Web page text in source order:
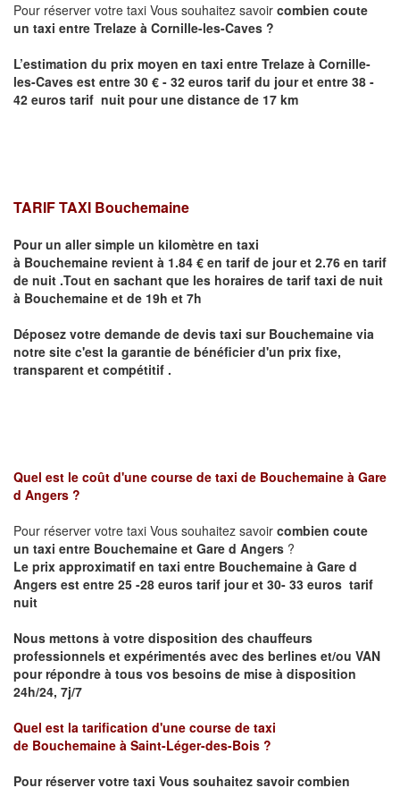
Pour réserver votre taxi Vous souhaitez savoir combien coute
un taxi entre Trelaze à Cornille-les-Caves ?
L’estimation du prix moyen en taxi entre Trelaze à Cornille-
les-Caves est entre 30 € - 32 euros tarif du jour et entre 38 -
42 euros tarif nuit pour une distance de 17 km
TARIF TAXI Bouchemaine
Pour un aller simple un kilomètre en taxi
à Bouchemaine revient à 1.84 € en tarif de jour et 2.76 en tarif
de nuit .Tout en sachant que les horaires de tarif taxi de nuit
à Bouchemaine et de 19h et 7h
Déposez votre demande de devis taxi sur Bouchemaine via
notre site c'est la garantie de bénéficier d'un prix fixe,
transparent et compétitif .
Quel est le coût d'une course de taxi de Bouchemaine à Gare
d Angers ?
Pour réserver votre taxi Vous souhaitez savoir combien coute
un taxi entre Bouchemaine et Gare d Angers ?
Le prix approximatif en taxi entre Bouchemaine à Gare d
Angers est entre 25 -28 euros tarif jour et 30- 33 euros tarif
nuit
Nous mettons à votre disposition des chauffeurs
professionnels et expérimentés avec des berlines et/ou VAN
pour répondre à tous vos besoins de mise à disposition
24h/24, 7j/7
Quel est la tarification d'une course de taxi
de Bouchemaine à Saint-Léger-des-Bois ?
Pour réserver votre taxi Vous souhaitez savoircombien